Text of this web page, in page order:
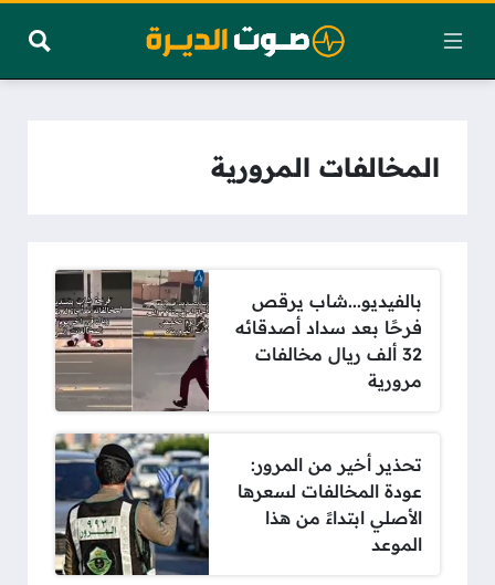
المخالفات المرورية
بالفيديو...شاب يرقص
فرحًا بعد سداد أصدقائه
32 ألف ريال مخالفات
مرورية
تحذير أخير من المرور:
عودة المخالفات لسعرها
الأصلي ابتداءً من هذا
الموعد